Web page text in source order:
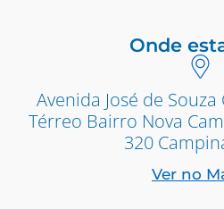
Onde
Avenida José de Souza
Térreo Bairro Nova
320
Ver no